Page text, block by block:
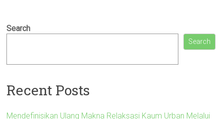
Search
Search
Recent Posts
Mendefinisikan Ulang Makna Relaksasi Kaum Urban Melalui